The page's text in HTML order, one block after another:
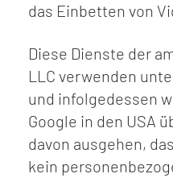
das Einbetten von
Diese Dienste der
LLC verwenden
und infolgedessen
Google in den USA
davon ausgehen,
kein